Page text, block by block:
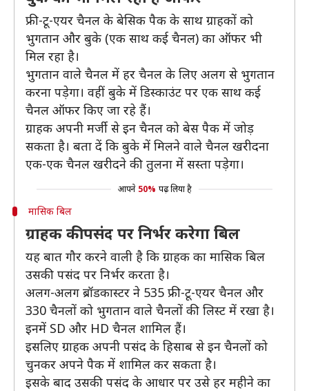
फ्री-टू-एयर चैनल के बेसिक पैक के साथ ग्राहकों को
भुगतान और बुके (एक साथ कई चैनल) का ऑफर भी
मिल रहा है।
भुगतान वाले चैनल में हर चैनल के लिए अलग से भुगतान
करना पड़ेगा। वहीं बुके में डिस्काउंट पर एक साथ कई
चैनल ऑफर किए जा रहे हैं।
ग्राहक अपनी मर्जी से इन चैनल को बेस पैक में जोड़
सकता है। बता दें कि बुके में मिलने वाले चैनल खरीदना
एक-एक चैनल खरीदने की तुलना में सस्ता पड़ेगा।
आपने 50% पढ़ लिया है
मासिक बिल
ग्राहक की पसंद पर निर्भर करेगा बिल
यह बात गौर करने वाली है कि ग्राहक का मासिक बिल
उसकी पसंद पर निर्भर करता है।
अलग-अलग ब्रॉडकास्टर ने 535 फ्री-टू-एयर चैनल और
330 चैनलों को भुगतान वाले चैनलों की लिस्ट में रखा है।
इनमें SD और HD चैनल शामिल हैं।
इसलिए ग्राहक अपनी पसंद के हिसाब से इन चैनलों को
चुनकर अपने पैक में शामिल कर सकता है।
इसके बाद उसकी पसंद के आधार पर उसे हर महीने का